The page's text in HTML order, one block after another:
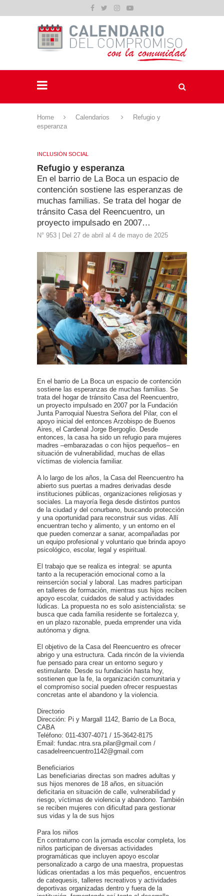
Home Calendarios
Refugio y
esperanza
INCLUSIÓN SOCIAL
Refugio y esperanza
En el barrio de La Boca un espacio de
contención sostiene las esperanzas de
muchas familias. Se trata del hogar de
tránsito Casa del Reencuentro, un
proyecto impulsado en 2007…
N° 953 | Del 27 de abril al 4 de mayo de 2025
En el barrio de La Boca un espacio de contención
sostiene las esperanzas de muchas familias. Se
trata del hogar de tránsito Casa del Reencuentro,
un proyecto impulsado en 2007 por la Fundación
Junta Parroquial Nuestra Señora del Pilar, con el
apoyo inicial del entonces Arzobispo de Buenos
Aires, el Cardenal Jorge Bergoglio. Desde
entonces, la casa ha sido un refugio para mujeres
madres –embarazadas o con hijos pequeños– en
situación de vulnerabilidad, muchas de ellas
víctimas de violencia familiar.
A lo largo de los años, la Casa del Reencuentro ha
abierto sus puertas a madres derivadas desde
instituciones públicas, organizaciones religiosas y
sociales. La mayoría llega desde distintos puntos
de la ciudad y del conurbano, buscando protección
y una oportunidad para reconstruir sus vidas. Allí
encuentran techo y alimento, y un entorno en el
que pueden comenzar a sanar, acompañadas por
un equipo profesional y voluntario que brinda apoyo
psicológico, escolar, legal y espiritual.
El trabajo que se realiza es integral: se apunta
tanto a la recuperación emocional como a la
reinserción social y laboral. Las madres participan
en talleres de formación, mientras sus hijos reciben
apoyo escolar, cuidados de salud y actividades
lúdicas. La propuesta no es solo asistencialista: se
busca que cada familia residente se fortalezca y,
en un plazo razonable, pueda emprender una vida
autónoma y digna.
El objetivo de la Casa del Reencuentro es ofrecer
abrigo y una estructura. Cada rincón de la vivienda
fue pensado para crear un entorno seguro y
estimulante. Desde su fundación hasta hoy,
sostienen que la fe, la organización comunitaria y
el compromiso social pueden ofrecer respuestas
concretas ante el abandono y la violencia.
Directorio
Dirección: Pi y Margall 1142, Barrio de La Boca,
CABA
Teléfono: 011-4307-4071 / 15-3642-8175
Email: fundac.ntra.sra.pilar@gmail.com /
casadelreencuentro1142@gmail.com
Beneficiarios
Las beneficiarias directas son madres adultas y
sus hijos menores de 18 años, en situación
deficitaria en situación de calle, vulnerabilidad y
riesgo, víctimas de violencia y abandono. También
se reciben mujeres con dificultad para gestionar
sus vidas y la de sus hijos
Para los niños
En contraturno con la jornada escolar completa, los
niños participan de diversas actividades
programáticas que incluyen apoyo escolar
personalizado a cargo de una maestra, propuestas
lúdicas orientadas a los más pequeños, encuentros
de catequesis, talleres recreativos y actividades
deportivas organizadas dentro y fuera de la